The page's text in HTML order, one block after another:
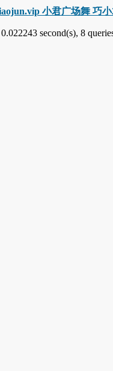
小君广场舞 巧
second(s), 8